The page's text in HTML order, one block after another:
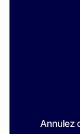
Annulez